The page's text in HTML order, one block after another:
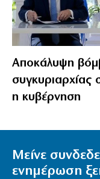
Αποκάλυψη
συγκυριαρχίας
η κυβέρνηση
Μείνε
ενημέρωση